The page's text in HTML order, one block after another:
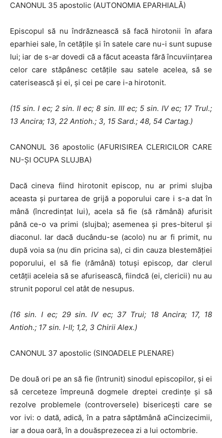
CANONUL 35 apostolic (AUTONOMIA EPARHIALĂ)
Episcopul să nu îndrăznească să facă hirotonii în afara
eparhiei sale, în cetăţile şi în satele care nu-i sunt supuse
Iui; iar de s-ar dovedi că a făcut aceasta fără încuviinţarea
celor care stăpânesc cetăţile sau satele acelea, să se
caterisească şi ei, şi cei pe care i-a hirotonit.
(15 sin.Iec; 2 sin.IIec; 8 sin. III ec; 5 sin. IV ec; 17 Trul.;
13 Ancira; 13, 22 Antioh.; 3, 15 Sard.; 48, 54 Cartag.)
CANONUL 36 apostolic (AFURISIREA CLERICILOR CARE
NU-ŞI OCUPA SLUJBA)
Dacă cineva fiind hirotonit episcop, nu ar primi slujba
aceasta şi purtarea de grijă a poporului care i s-a dat în
mână (încredinţat lui), acela să fie (să rămână) afurisit
până ce-o va primi (slujba); asemenea şi pres-biterul şi
diaconul. Iar dacă ducându-se (acolo) nu ar fi primit, nu
după voia sa (nu din pricina sa), ci din cauza blestemăţiei
poporului, el să fie (ră­mână) totuşi episcop, dar clerul
cetăţii aceleia să se afurisească, fiindcă (ei, clericii) nu au
strunit poporul cel atât de nesupus.
(16 sin. Iec; 29 sin.IV ec; 37 Trui; 18 Ancira; 17, 18
Antioh.; 17 sin. I-II; 1,2, 3 Chirii Alex.)
CANONUL 37 apostolic (SINOADELE PLENARE)
De două ori pe an să fie (întrunit) sinodul episcopilor, şi ei
să cerceteze împreună dogmele dreptei credinţe şi să
rezolve problemele (contro­versele) bisericeşti care se
vor ivi: o dată, adică, în a patra săptămână aCincizecimii,
iar a doua oară, în a douăsprezecea zi a lui octombrie.